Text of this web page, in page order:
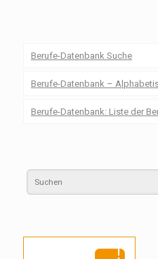
Berufe-Datenbank Suche
Berufe-Datenbank –
Berufe-Datenbank: Liste der